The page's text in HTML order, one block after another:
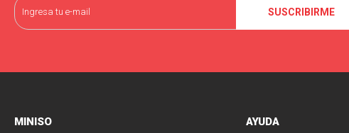
SUSCRIBIRME
MINISO AYUDA